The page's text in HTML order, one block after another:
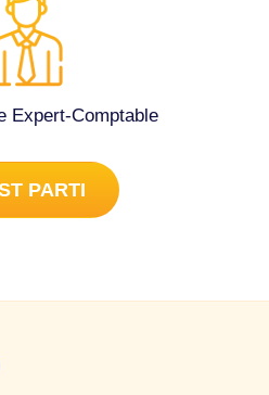
Expert-Comptable
PARTI